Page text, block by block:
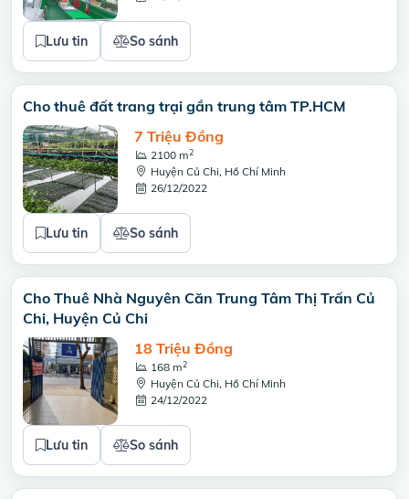
Lưu tin So sánh
Cho thuê đất trang trại gần trung tâm TP.HCM
7 Triệu Đồng
2100 m2
Huyện Củ Chi, Hồ Chí Minh
26/12/2022
Lưu tin So sánh
Cho Thuê Nhà Nguyên Căn Trung Tâm Thị Trấn Củ
Chi, Huyện Củ Chi
18 Triệu Đồng
168 m2
Huyện Củ Chi, Hồ Chí Minh
24/12/2022
Lưu tin So sánh